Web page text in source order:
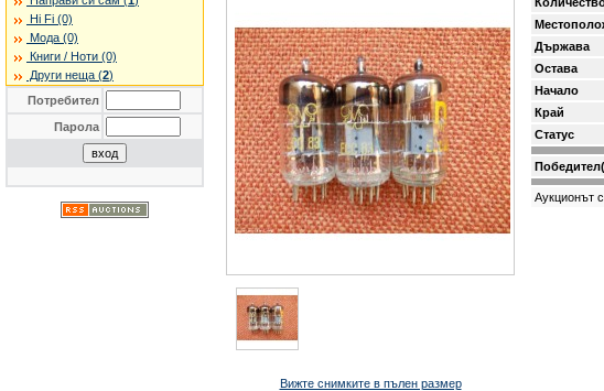
Hi Fi (0)
Мода (0)
Книги / Ноти (0)
Други неща (2)
Потребител
Парола
Вижте снимките в пълен размер
Държава
Остава
Начало
Край
Статус
Аукционът